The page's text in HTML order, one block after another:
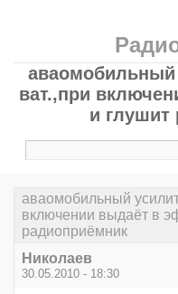
аваомобильный
ват.,при
и глушит
аваомобильный
включении выдаёт в
радиоприёмник
Николаев
30.05.2010 - 18:30